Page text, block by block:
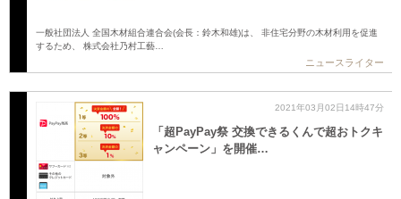
一般社団法人 全国木材組合連合会(会長：鈴木和雄)は、 非住宅分野の木材利用を促進
するため、 株式会社乃村工藝…
ニュースライター
2021年03月02日14時47分
「超PayPay祭 交換できるくんで超おトクキ
ャンペーン」を開催…